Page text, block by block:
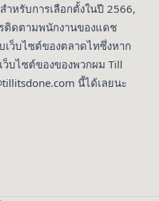
ำหรับการเลือกตั้งในปี 2566,
ติดตามพนักงานของแดช
เว็บไซต์ของตลาดไทซึ่งหาก
บไซต์ของของพวกผม Till
นี้ได้เลยนะ